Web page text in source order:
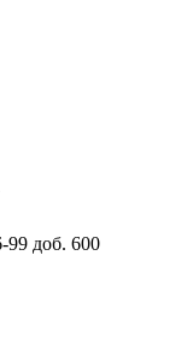
99 доб. 600